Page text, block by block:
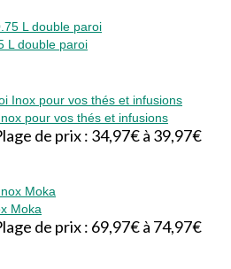
L double paroi
pour vos thés et infusions
de prix : 34,97€ à 39,97€
Moka
de prix : 69,97€ à 74,97€